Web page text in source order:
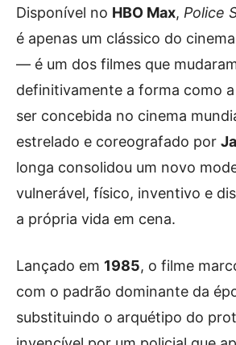
Disponível no HBO Max, Police
é apenas um clássico do
— é um dos filmes que
definitivamente a forma como
ser concebida no cinema
estrelado e coreografado por
longa consolidou um novo
vulnerável, físico, inventivo e
a própria vida em cena.
Lançado em 1985, o filme
com o padrão dominante da
substituindo o arquétipo do